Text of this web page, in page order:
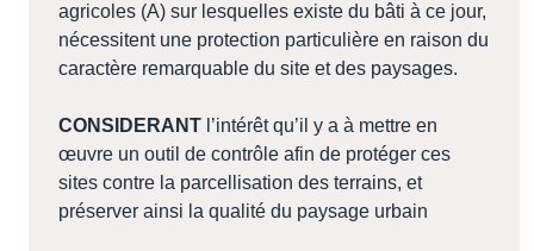
agricoles (A) sur lesquelles existe du bâti à ce jour,
nécessitent une protection particulière en raison du
caractère remarquable du site et des paysages.
CONSIDERANT l’intérêt qu’il y a à mettre en
œuvre un outil de contrôle afin de protéger ces
sites contre la parcellisation des terrains, et
préserver ainsi la qualité du paysage urbain